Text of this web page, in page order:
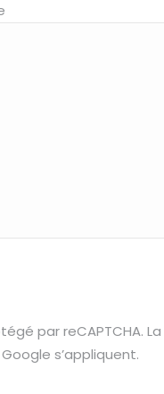
par reCAPTCHA. La
s’appliquent.